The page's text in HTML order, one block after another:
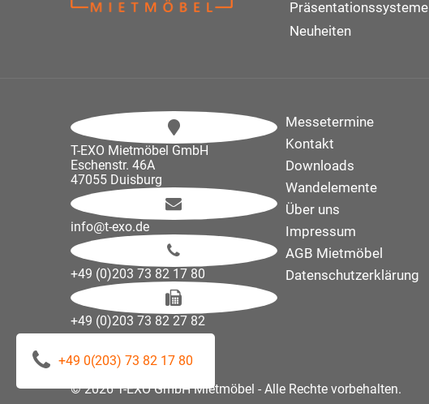
Präsentationssysteme
Neuheiten
T-EXO Mietmöbel GmbH
Eschenstr. 46A
47055 Duisburg
info@t-exo.de
+49 (0)203 73 82 17 80
+49 (0)203 73 82 27 82
Messetermine
Kontakt
Downloads
Wandelemente
Über uns
Impressum
AGB Mietmöbel
Datenschutzerklärung
© 2026 T-EXO GmbH Mietmöbel - Alle Rechte vorbehalten.
+49 0(203) 73 82 17 80